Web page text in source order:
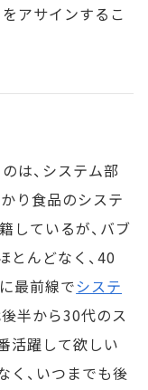
アサインするこ
は、システム部
り食品のシステ
しているが、バブ
とんどなく、40
最前線でシステ
半から30代のス
活躍して欲しい
く、いつまでも後